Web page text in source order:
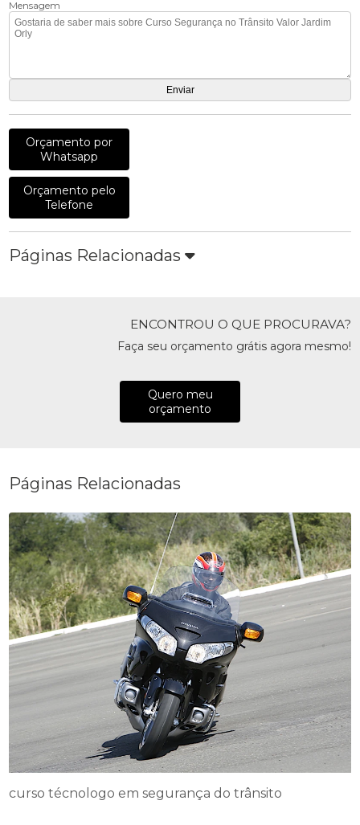
Mensagem
Orçamento por
Whatsapp
Orçamento pelo
Telefone
Páginas Relacionadas
ENCONTROU O QUE PROCURAVA?
Faça seu orçamento grátis agora mesmo!
Quero meu
orçamento
Páginas Relacionadas
curso técnologo em segurança do trânsito